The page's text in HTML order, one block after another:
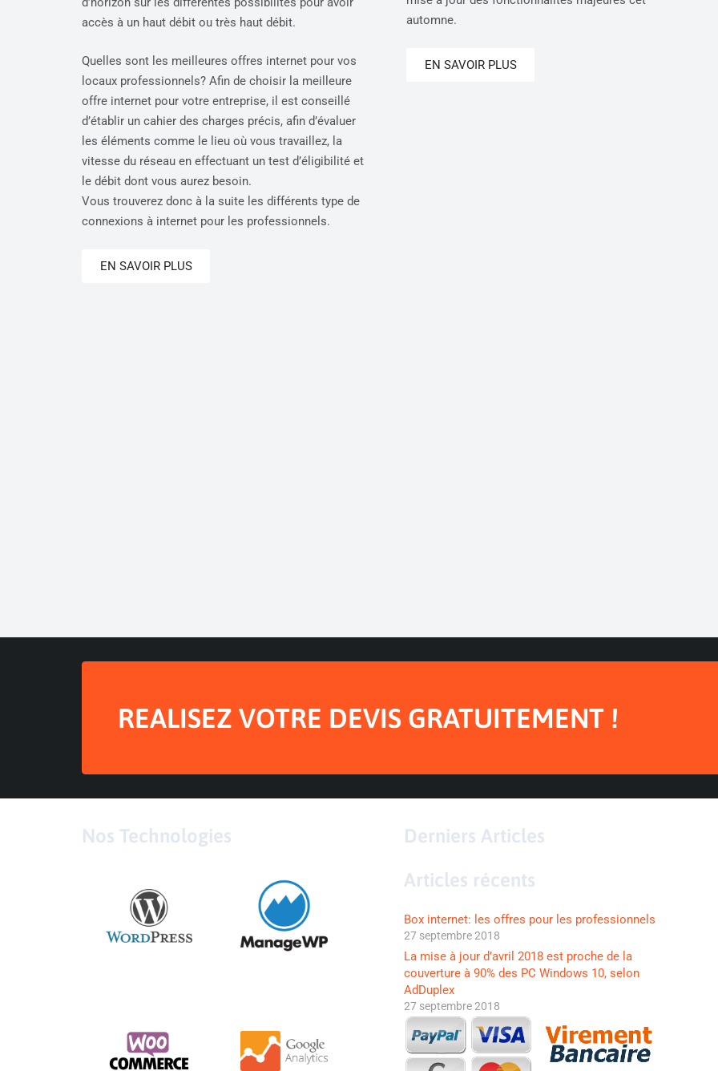
accès à un haut débit ou très haut débit.
Quelles sont les meilleures offres internet pour vos
locaux professionnels? Afin de choisir la meilleure
offre internet pour votre entreprise, il est conseillé
d’établir un cahier des charges précis, afin d’évaluer
les éléments comme le lieu où vous travaillez, la
vitesse du réseau en effectuant un test d’éligibilité et
le débit dont vous aurez besoin.
Vous trouverez donc à la suite les différents type de
connexions à internet pour les professionnels.
EN SAVOIR PLUS
automne.
EN SAVOIR PLUS
REALISEZ VOTRE DEVIS GRATUITEMENT !
Nos Technologies Derniers Articles
Articles récents
Box internet: les offres pour les professionnels
27 septembre 2018
La mise à jour d’avril 2018 est proche de la
couverture à 90% des PC Windows 10, selon
AdDuplex
27 septembre 2018